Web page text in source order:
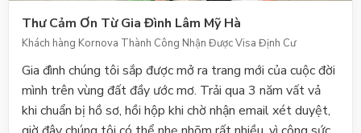
Thư Cảm Ơn Từ Gia Đình Lâm Mỹ Hà
Khách hàng Kornova Thành Công Nhận Được Visa Định Cư
Gia đình chúng tôi sắp được mở ra trang mới của cuộc đời
mình trên vùng đất đầy ước mơ. Trải qua 3 năm vất vả
khi chuẩn bị hồ sơ, hồi hộp khi chờ nhận email xét duyệt,